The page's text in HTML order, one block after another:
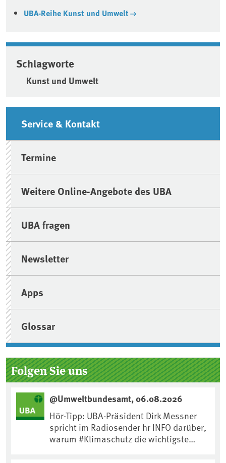
UBA-Reihe Kunst und Umwelt
Schlagworte
Kunst und Umwelt
Seitenleiste
Service & Kontakt
Termine
Weitere Online-Angebote des UBA
UBA fragen
Newsletter
Apps
Glossar
Folgen Sie uns
@Umweltbundesamt, 06.08.2026
Hör-Tipp: UBA-Präsident Dirk Messner
spricht im Radiosender hr INFO darüber,
warum #Klimaschutz die wichtigste